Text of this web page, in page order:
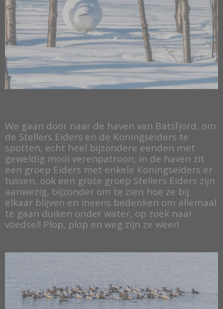
We gaan door naar de haven van Batsfjord, om
de Stellers Eiders en de Koningseiders te
spotten, echt heel bijzondere eenden met
geweldig mooi verenpatroon, in de haven zit
een groep Eiders met enkele Koningseiders er
tussen, ook een grote groep Stellers Eiders zijn
aanwezig, bijzonder om te zien hoe ze bij
elkaar blijven en ineens bedenken om allemaal
te gaan duiken onder water, op zoek naar
voedsel! Plop, plop en weg zijn ze weer!